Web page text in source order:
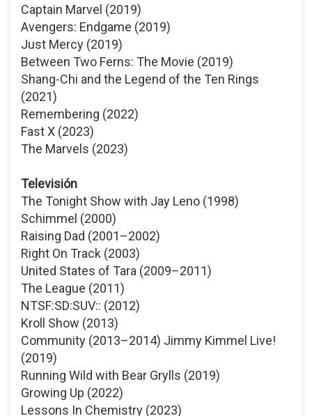
Captain Marvel (2019)
Avengers: Endgame (2019)
Just Mercy (2019)
Between Two Ferns: The Movie (2019)
Shang-Chi and the Legend of the Ten Rings
(2021)
Remembering (2022)
Fast X (2023)
The Marvels (2023)
Televisión
The Tonight Show with Jay Leno (1998)
Schimmel (2000)
Raising Dad (2001–2002)
Right On Track (2003)
United States of Tara (2009–2011)
The League (2011)
NTSF:SD:SUV:: (2012)
Kroll Show (2013)
Community (2013–2014) Jimmy Kimmel Live!
(2019)
Running Wild with Bear Grylls (2019)
Growing Up (2022)
Lessons In Chemistry (2023)